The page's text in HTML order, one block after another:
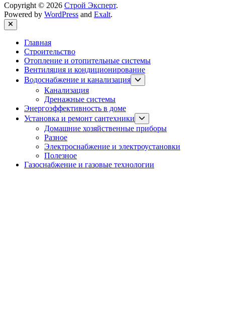
Copyright © 2026 Строй Эксперт.
Powered by WordPress and Exalt.
Close
Главная
Строительство
Отопление и отопительные системы
Вентиляция и кондиционирование
Водоснабжение и канализация
Show
sub
Канализация
Дренажные системы
Энергоэффективность в доме
Установка и ремонт сантехники
sub
menu
Домашние хозяйственные приборы
Разное
Электроснабжение и электроустановки
Полезное
Газоснабжение и газовые технологии